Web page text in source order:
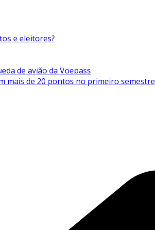
e eleitores?
de avião da Voepass
mais de 20 pontos no primeiro semestre